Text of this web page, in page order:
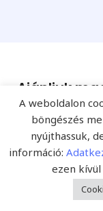
Ajánljuk
Fejlesztő
Fejlesztő
Nyomdaipari
kiadási,
A weboldalon
böngészés
nyújthassuk,
információ:
ezen